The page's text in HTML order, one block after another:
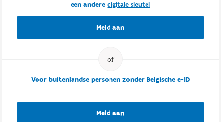
een anderedigitale sleutel
Meld aan
Voor buitenlandse personen zonder Belgische e-ID
Meld aan